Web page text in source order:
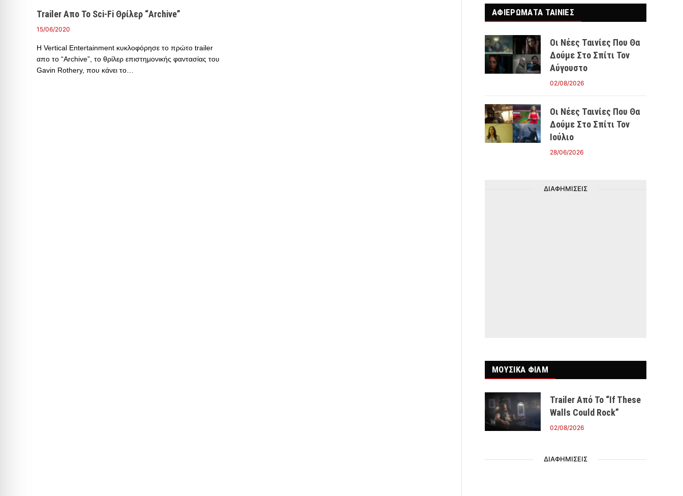
Trailer Απο Το Sci-Fi Θρίλερ “Archive”
15/06/2020
Η Vertical Entertainment κυκλοφόρησε το πρώτο trailer
απο το “Archive”, το θρίλερ επιστημονικής φαντασίας του
Gavin Rothery, που κάνει το…
ΑΦΙΕΡΩΜΑΤΑ ΤΑΙΝΊΕΣ
Οι Νέες Ταινίες Που Θα
Δούμε Στο Σπίτι Τον
Αύγουστο
02/08/2026
Οι Νέες Ταινίες Που Θα
Δούμε Στο Σπίτι Τον
Ιούλιο
28/06/2026
ΔΙΑΦΗΜΙΣΕΙΣ
ΜΟΥΣΙΚΑ ΦΙΛΜ
Trailer Από Το “If These
Walls Could Rock”
02/08/2026
ΔΙΑΦΗΜΙΣΕΙΣ